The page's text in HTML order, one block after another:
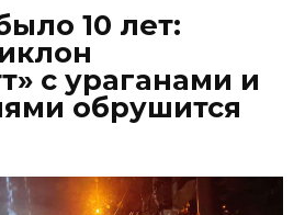
10 лет:
с ураганами и
обрушится